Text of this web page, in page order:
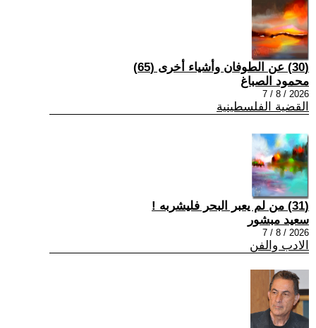
(30) عن الطوفان وأشياء أخرى (65)
محمود الصباغ
2026 / 8 / 7
القضية الفلسطينية
(31) من لم يعبر البحر فليشربه !
سعيد مبشور
2026 / 8 / 7
الادب والفن